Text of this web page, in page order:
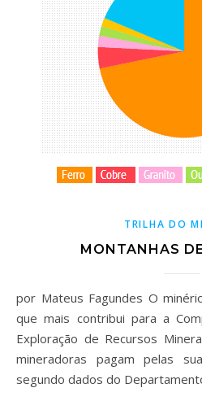
TRILHA DO
MONTANHAS
por Mateus Fagundes O minério de ferro é a substância
que mais contribui para a
Exploração de Recursos
mineradoras pagam pelas
segundo dados do